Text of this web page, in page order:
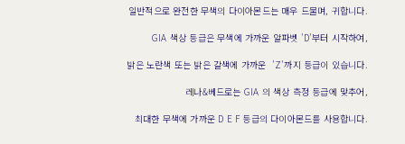
일반적으로 완전한 무색의 다이아몬드는 매우 드물며, 귀합니다.
GIA 색상 등급은 무색에 가까운 알파벳 'D'부터 시작하여,
밝은 노란색 또는 밝은 갈색에 가까운 'Z'까지 등급이 있습니다.
레나&베드로는 GIA 의 색상 측정 등급에 맞추어,
최대한 무색에 가까운 D E F 등급의 다이아몬드를 사용합니다.